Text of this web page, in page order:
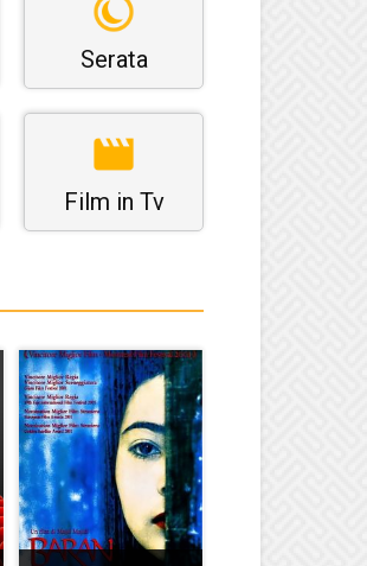
Serata
Film in Tv